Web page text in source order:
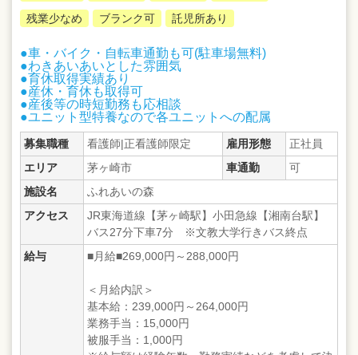
残業少なめ
ブランク可 託児所あり
●車・バイク・自転車通勤も可(駐車場無料)
●わきあいあいとした雰囲気
●育休取得実績あり
●産休・育休も取得可
●産後等の時短勤務も応相談
●ユニット型特養なので各ユニットへの配属
募集職種 看護師|正看護師限定 雇用形態
正社員
エリア
茅ヶ崎市 車通勤
可
施設名
ふれあいの森
アクセス
JR東海道線【茅ヶ崎駅】小田急線【湘南台駅】
バス27分下車7分 ※文教大学行きバス終点
給与
■月給■269,000円～288,000円
＜月給内訳＞
基本給：239,000円～264,000円
業務手当：15,000円
被服手当：1,000円